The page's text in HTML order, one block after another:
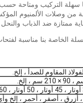
سهلة التركيب ومتاحة
من وصلات الألمنيوم
ممتازة ضد الذباب
الخاصة بنا مناسبة
المقاوم للصدأ ، إلخ.
أزرق ، أصفر ، أحمر ، إلخ